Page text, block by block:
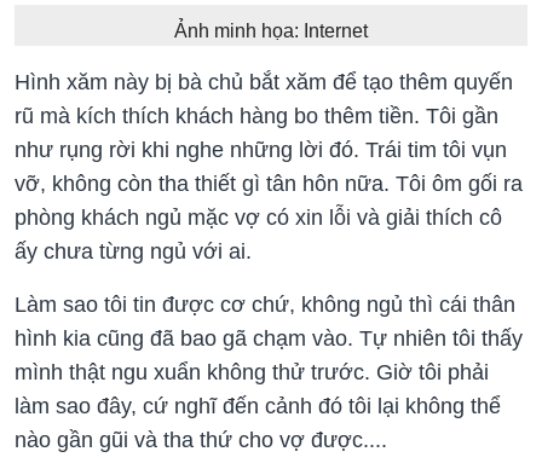
Ảnh minh họa: Internet
Hình xăm này bị bà chủ bắt xăm để tạo thêm quyến
rũ mà kích thích khách hàng bo thêm tiền. Tôi gần
như rụng rời khi nghe những lời đó. Trái tim tôi vụn
vỡ, không còn tha thiết gì tân hôn nữa. Tôi ôm gối ra
phòng khách ngủ mặc vợ có xin lỗi và giải thích cô
ấy chưa từng ngủ với ai.
Làm sao tôi tin được cơ chứ, không ngủ thì cái thân
hình kia cũng đã bao gã chạm vào. Tự nhiên tôi thấy
mình thật ngu xuẩn không thử trước. Giờ tôi phải
làm sao đây, cứ nghĩ đến cảnh đó tôi lại không thể
nào gần gũi và tha thứ cho vợ được....